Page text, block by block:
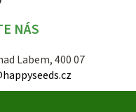
NÁS
Labem, 400 07